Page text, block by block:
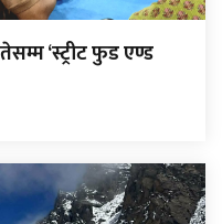
‘स्ट्रीट फुड एण्ड